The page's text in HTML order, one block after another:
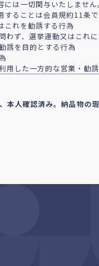
は一切関与いたしませ
ることは会員規約11条
これを勧誘する行為
わず、選挙運動又はこれ
誘を目的とする行為
用した一方的な営業・
本人確認済み。納品物の